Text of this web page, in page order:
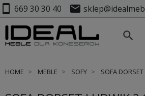
smartphone 669 30 30 40 mail
search
HOME MEBLE SOFY SOFA